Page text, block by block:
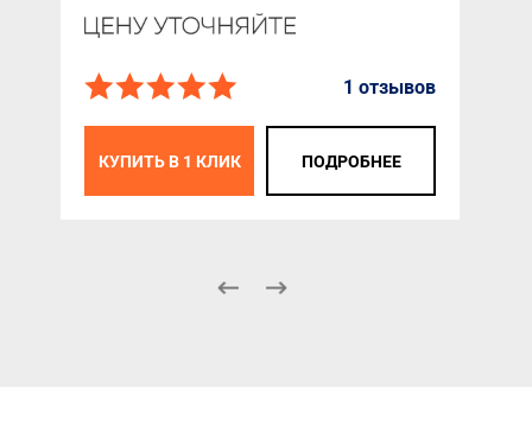
1 отзывов
КУПИТЬ В 1 КЛИК ПОДРОБНЕЕ